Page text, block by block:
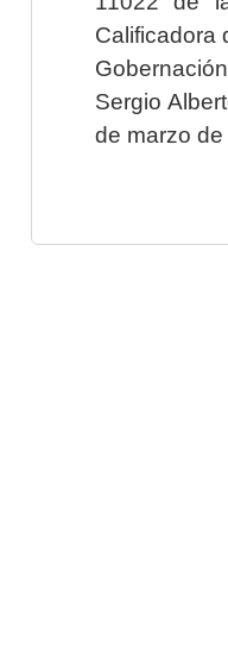
Calificadora
Sergio
de marzo